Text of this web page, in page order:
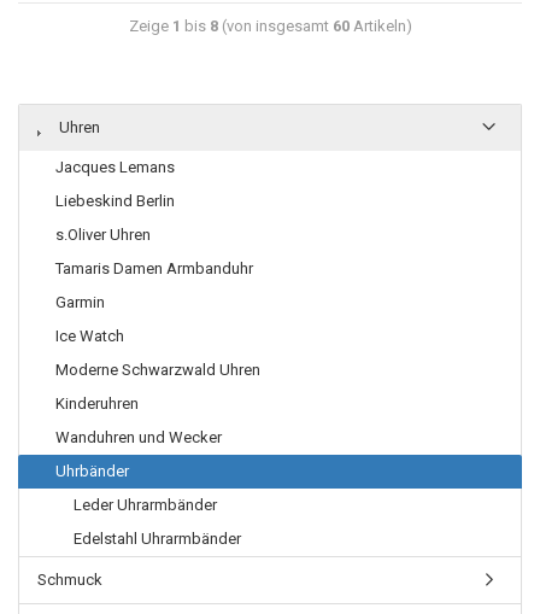
Zeige 1 bis 8(von insgesamt 60Artikeln)
Uhren
Jacques Lemans
Liebeskind Berlin
s.Oliver Uhren
Tamaris Damen Armbanduhr
Garmin
Ice Watch
Moderne Schwarzwald Uhren
Kinderuhren
Wanduhren und Wecker
Uhrbänder
Leder Uhrarmbänder
Edelstahl Uhrarmbänder
Schmuck